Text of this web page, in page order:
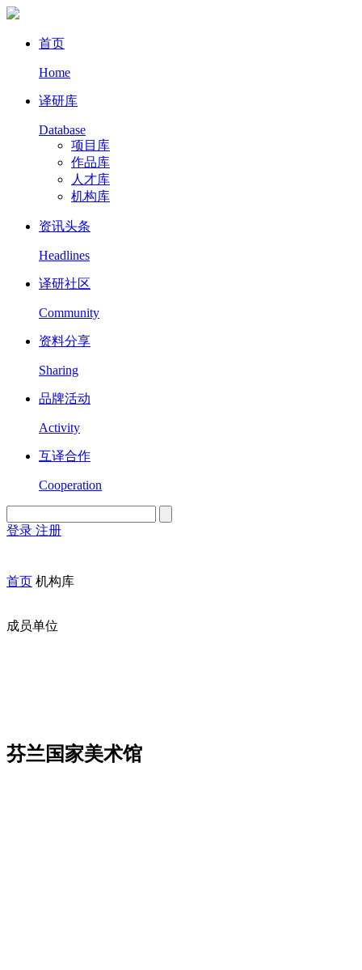
首页
Home
译研库
Database
项目库
作品库
人才库
机构库
资讯头条
Headlines
译研社区
Community
资料分享
Sharing
品牌活动
Activity
互译合作
Cooperation
登录 注册
首页 机构库
成员单位
芬兰国家美术馆